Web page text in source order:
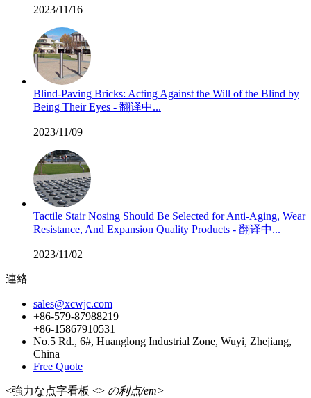
2023/11/16
Blind-Paving Bricks: Acting Against the Will of the Blind by
Being Their Eyes - 翻译中...
2023/11/09
Tactile Stair Nosing Should Be Selected for Anti-Aging, Wear
Resistance, And Expansion Quality Products - 翻译中...
2023/11/02
連絡
sales@xcwjc.com
+86-579-87988219
+86-15867910531
No.5 Rd., 6#, Huanglong Industrial Zone, Wuyi, Zhejiang,
China
Free Quote
<強力な点字看板 <> の利点/em>